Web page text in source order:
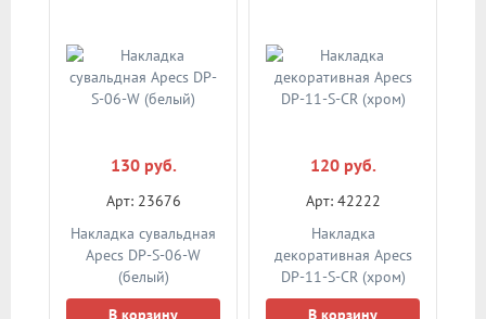
130 руб.
Арт: 23676
Накладка сувальдная
Apecs DP-S-06-W
(белый)
В корзину
120 руб.
Арт: 42222
Накладка
декоративная Apecs
DP-11-S-CR (хром)
В корзину